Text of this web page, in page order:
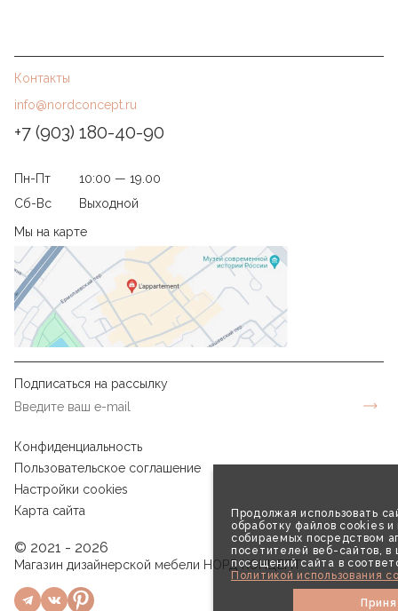
Продолжая использовать
обработку файлов cookies и
собираемых посредством
посетителей веб-сайтов, в
посещений сайта в
Политикой использования
Контакты
info@nordconcept.ru
+7 (903) 180-40-90
Пн-Пт
10:00 — 19.00
Сб-Вс
Выходной
Мы на карте
Подписаться на рассылку
Конфиденциальность
Пользовательское соглашение
Настройки cookies
Карта сайта
© 2021 - 2026
Магазин дизайнерской мебели НОРД КОНЦЕПТ